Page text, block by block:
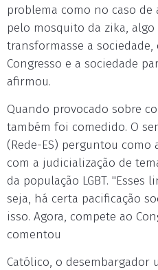
problema como no caso de
pelo mosquito da zika,
transformasse a sociedade,
Congresso e a sociedade
afirmou.
Quando provocado sobre
também foi comedido. O
(Rede-ES) perguntou
com a judicialização de
da população LGBT.
seja, há certa pacificação
isso. Agora, compete ao
comentou
Católico, o desembargador